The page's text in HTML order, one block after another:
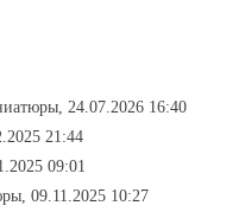
24.07.2026 16:40
21:44
09:01
09.11.2025 10:27